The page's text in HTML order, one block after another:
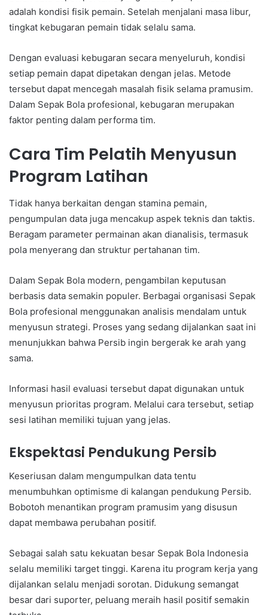
adalah kondisi fisik pemain. Setelah menjalani masa libur,
tingkat kebugaran pemain tidak selalu sama.
Dengan evaluasi kebugaran secara menyeluruh, kondisi
setiap pemain dapat dipetakan dengan jelas. Metode
tersebut dapat mencegah masalah fisik selama pramusim.
Dalam Sepak Bola profesional, kebugaran merupakan
faktor penting dalam performa tim.
Cara Tim Pelatih Menyusun
Program Latihan
Tidak hanya berkaitan dengan stamina pemain,
pengumpulan data juga mencakup aspek teknis dan taktis.
Beragam parameter permainan akan dianalisis, termasuk
pola menyerang dan struktur pertahanan tim.
Dalam Sepak Bola modern, pengambilan keputusan
berbasis data semakin populer. Berbagai organisasi Sepak
Bola profesional menggunakan analisis mendalam untuk
menyusun strategi. Proses yang sedang dijalankan saat ini
menunjukkan bahwa Persib ingin bergerak ke arah yang
sama.
Informasi hasil evaluasi tersebut dapat digunakan untuk
menyusun prioritas program. Melalui cara tersebut, setiap
sesi latihan memiliki tujuan yang jelas.
Ekspektasi Pendukung Persib
Keseriusan dalam mengumpulkan data tentu
menumbuhkan optimisme di kalangan pendukung Persib.
Bobotoh menantikan program pramusim yang disusun
dapat membawa perubahan positif.
Sebagai salah satu kekuatan besar Sepak Bola Indonesia
selalu memiliki target tinggi. Karena itu program kerja yang
dijalankan selalu menjadi sorotan. Didukung semangat
besar dari suporter, peluang meraih hasil positif semakin